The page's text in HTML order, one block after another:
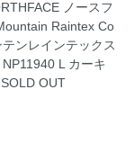
ノースフ
Raintex Co
ンレインテックス
NP11940 L カーキ
SOLD OUT